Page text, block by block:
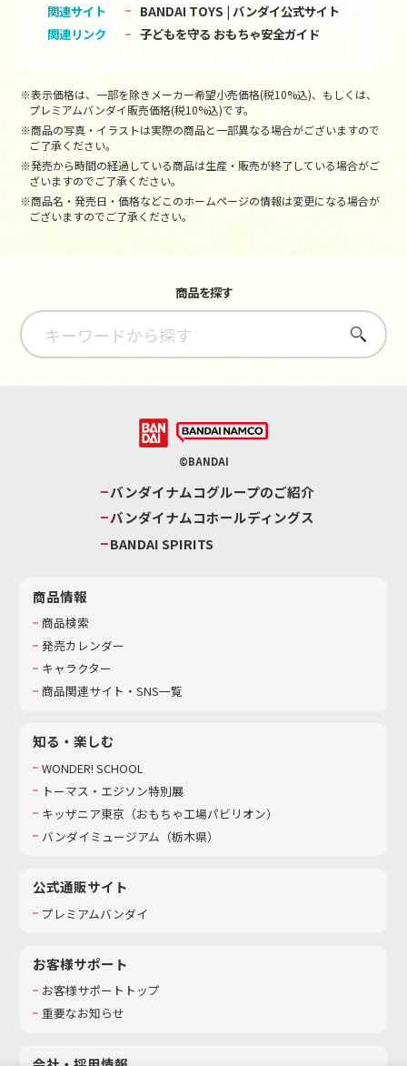
関連サイト
BANDAI TOYS | バンダイ公式サイト
関連リンク
子どもを守る おもちゃ安全ガイド
※表示価格は、一部を除きメーカー希望小売価格(税10%込)、もしくは、
プレミアムバンダイ販売価格(税10%込)です。
※商品の写真・イラストは実際の商品と一部異なる場合がございますので
ご了承ください。
※発売から時間の経過している商品は生産・販売が終了している場合がご
ざいますのでご了承ください。
※商品名・発売日・価格などこのホームページの情報は変更になる場合が
ございますのでご了承ください。
商品を探す
さがす
©BANDAI
バンダイナムコグループのご紹介
バンダイナムコホールディングス
BANDAI SPIRITS
商品情報
商品検索
発売カレンダー
キャラクター
商品関連サイト・SNS一覧
知る・楽しむ
WONDER! SCHOOL
トーマス・エジソン特別展
キッザニア東京（おもちゃ工場パビリオン）​
バンダイミュージアム（栃木県）
公式通販サイト
プレミアムバンダイ
お客様サポート
お客様サポートトップ
重要なお知らせ